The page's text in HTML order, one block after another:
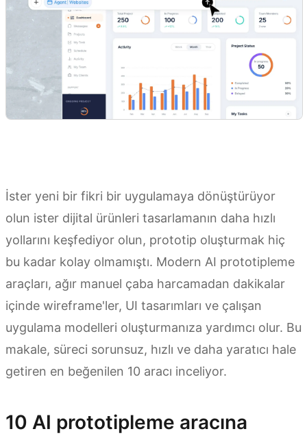
İster yeni bir fikri bir uygulamaya dönüştürüyor
olun ister dijital ürünleri tasarlamanın daha hızlı
yollarını keşfediyor olun, prototip oluşturmak hiç
bu kadar kolay olmamıştı. Modern AI prototipleme
araçları, ağır manuel çaba harcamadan dakikalar
içinde wireframe'ler, UI tasarımları ve çalışan
uygulama modelleri oluşturmanıza yardımcı olur. Bu
makale, süreci sorunsuz, hızlı ve daha yaratıcı hale
getiren en beğenilen 10 aracı inceliyor.
10 AI prototipleme aracına